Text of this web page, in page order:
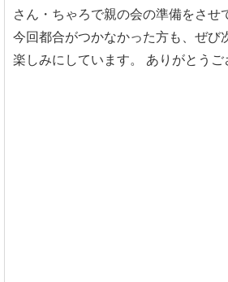
さん・ちゃろで親の会の準備をさせ
今回都合がつかなかった方も、ぜび
楽しみにしています。
ありがとう